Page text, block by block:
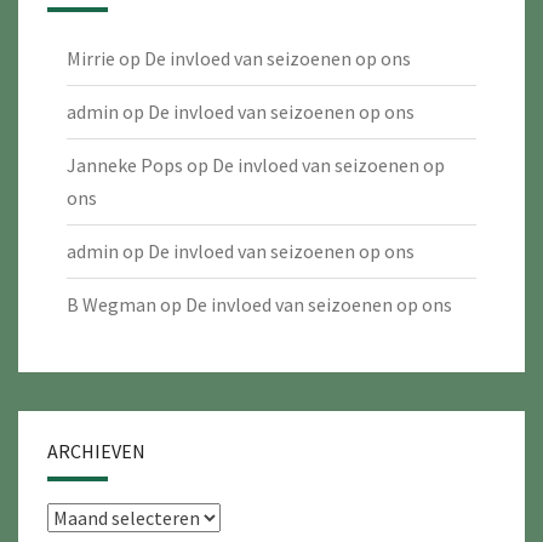
Mirrie op De invloed van seizoenen op ons
admin op De invloed van seizoenen op ons
Janneke Pops op De invloed van seizoenen op
ons
admin op De invloed van seizoenen op ons
B Wegman op De invloed van seizoenen op ons
ARCHIEVEN
Archieven